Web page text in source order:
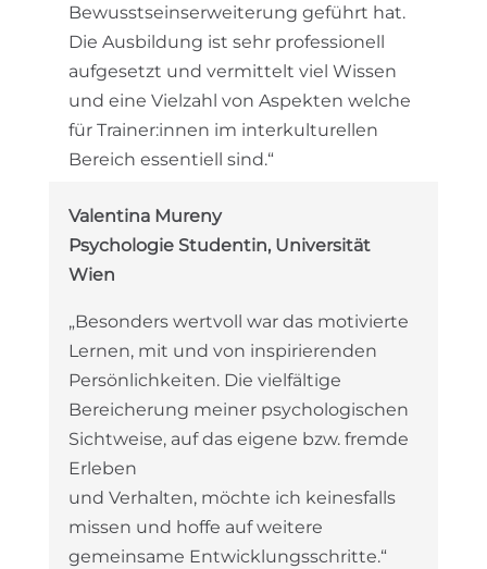
Bewusstseinserweiterung geführt hat.
Die Ausbildung ist sehr professionell
aufgesetzt und vermittelt viel Wissen
und eine Vielzahl von Aspekten welche
für Trainer:innen im interkulturellen
Bereich essentiell sind.“
Valentina Mureny
Psychologie Studentin, Universität
Wien
„Besonders wertvoll war das motivierte
Lernen, mit und von inspirierenden
Persönlichkeiten. Die vielfältige
Bereicherung meiner psychologischen
Sichtweise, auf das eigene bzw. fremde
Erleben
und Verhalten, möchte ich keinesfalls
missen und hoffe auf weitere
gemeinsame Entwicklungsschritte.“